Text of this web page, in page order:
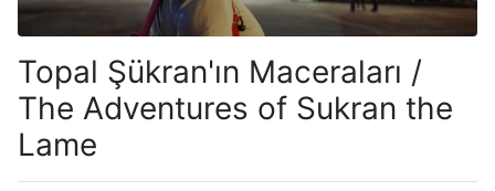
Topal Şükran'ın Maceraları /
The Adventures of Sukran the
Lame